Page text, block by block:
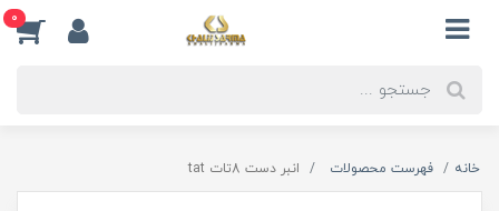
0
خانه فهرست محصولات انبر دست 8تات tat